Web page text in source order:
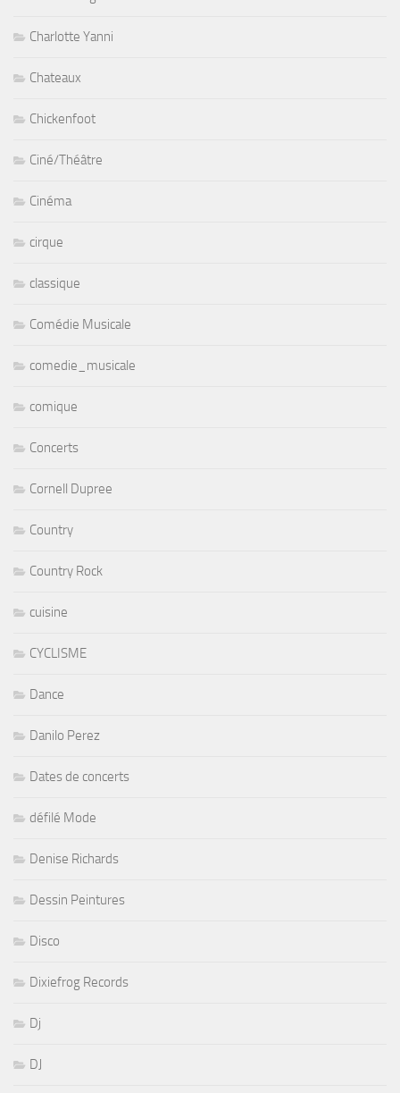
Charlotte Yanni
Chateaux
Chickenfoot
Ciné/Théâtre
Cinéma
cirque
classique
Comédie Musicale
comedie_musicale
comique
Concerts
Cornell Dupree
Country
Country Rock
cuisine
CYCLISME
Dance
Danilo Perez
Dates de concerts
défilé Mode
Denise Richards
Dessin Peintures
Disco
Dixiefrog Records
Dj
DJ